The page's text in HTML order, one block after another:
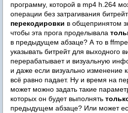
программу, которой в mp4 h.264
операции без затрагивания
перекодировки в общепринятом
чтобы эта прога проделывала
в предыдущем абзаце? А то в
указывать битрейт для выходного
перерабатывает и визуальную
и даже если визуально изменение
всё равно падает. Ну и время на
может можно задать такие
которых он будет выполнять
предыдущем абзаце? Или может